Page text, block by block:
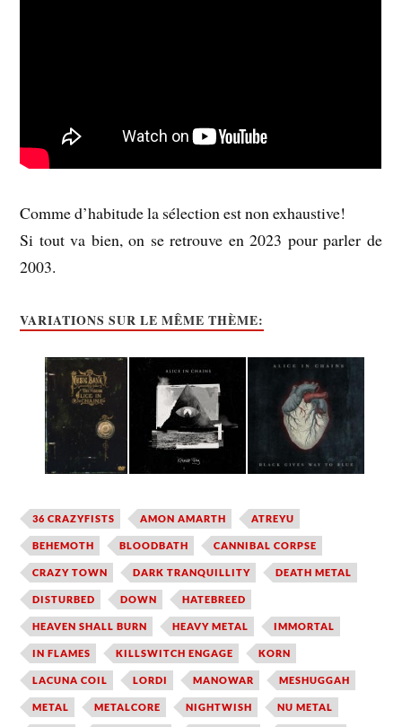
Comme d’habitude la sélection est non exhaustive!
Si tout va bien, on se retrouve en 2023 pour parler de
2003.
VARIATIONS SUR LE MÊME THÈME:
36 CRAZYFISTS AMON AMARTH ATREYU
BEHEMOTH BLOODBATH CANNIBAL CORPSE
CRAZY TOWN DARK TRANQUILLITY DEATH METAL
DISTURBED DOWN HATEBREED
HEAVEN SHALL BURN HEAVY METAL IMMORTAL
IN FLAMES KILLSWITCH ENGAGE KORN
LACUNA COIL LORDI MANOWAR MESHUGGAH
METAL METALCORE NIGHTWISH NU METAL